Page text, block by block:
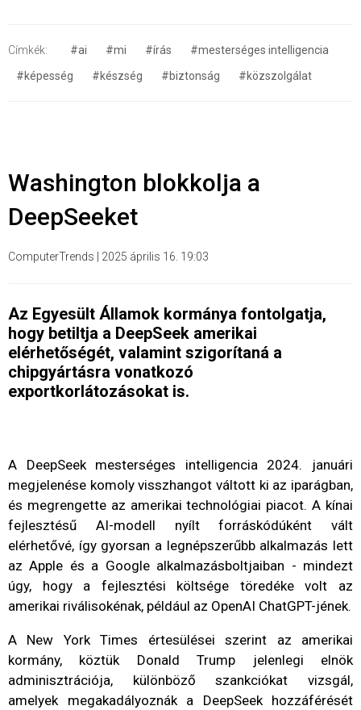
Címkék: #ai #mi #írás
#mesterséges intelligencia
#képesség
#készség #biztonság #közszolgálat
Washington blokkolja a
DeepSeeket
ComputerTrends 2025 április 16. 19:03
Az Egyesült Államok kormánya fontolgatja,
hogy betiltja a DeepSeek amerikai
elérhetőségét, valamint szigorítaná a
chipgyártásra vonatkozó
exportkorlátozásokat is.
A DeepSeek mesterséges intelligencia 2024. januári
megjelenése komoly visszhangot váltott ki az iparágban,
és megrengette az amerikai technológiai piacot. A kínai
fejlesztésű AI-modell nyílt forráskódúként vált
elérhetővé, így gyorsan a legnépszerűbb alkalmazás lett
az Apple és a Google alkalmazásboltjaiban - mindezt
úgy, hogy a fejlesztési költsége töredéke volt az
amerikai riválisokénak, például az OpenAI ChatGPT-jének.
A New York Times értesülései szerint az amerikai
kormány, köztük Donald Trump jelenlegi elnök
adminisztrációja, különböző szankciókat vizsgál,
amelyek megakadályoznák a DeepSeek hozzáférését